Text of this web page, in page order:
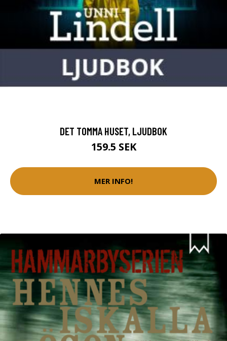
DET TOMMA HUSET, LJUDBOK
159.5 SEK
MER INFO!